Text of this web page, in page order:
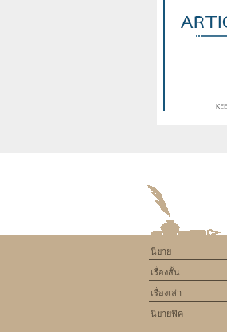
assumed
will throw an
/home/
Seo or Digital
นิยาย
เรื่องสั้น
เรื่องเล่า
นิยายฟิค